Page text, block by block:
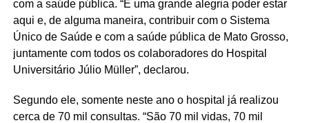
com a saúde pública. “É uma grande alegria poder estar
aqui e, de alguma maneira, contribuir com o Sistema
Único de Saúde e com a saúde pública de Mato Grosso,
juntamente com todos os colaboradores do Hospital
Universitário Júlio Müller”, declarou.
Segundo ele, somente neste ano o hospital já realizou
cerca de 70 mil consultas. “São 70 mil vidas, 70 mil